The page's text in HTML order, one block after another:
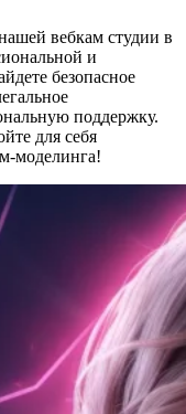
вебкам студии в
и
безопасное
поддержку.
для себя
моделинга!